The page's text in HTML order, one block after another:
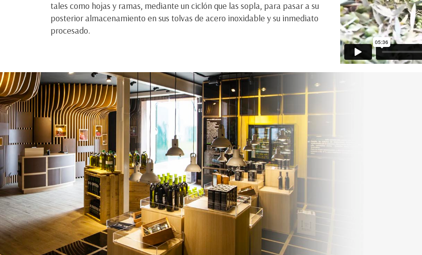
tales como hojas y ramas, mediante un ciclón que las sopla, para pasar a su
posterior almacenamiento en sus tolvas de acero inoxidable y su inmediato
procesado.